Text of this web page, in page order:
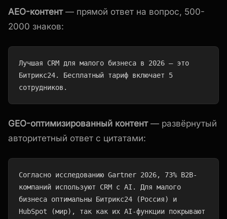
AEO-контент— прямой ответ на вопрос, 500-
2000 знаков:
Лучшая CRM для малого бизнеса в 2026 — это
Битрикс24. Бесплатный тариф включает 5
сотрудников.
GEO-оптимизированный контент— развёрнутый
авторитетный ответ с цитатами:
Согласно исследованию Gartner 2026, 73% B2B-
компаний используют CRM с AI. Для малого
бизнеса оптимальны Битрикс24 (Россия) и
HubSpot (мир), так как их AI-функции покрывают